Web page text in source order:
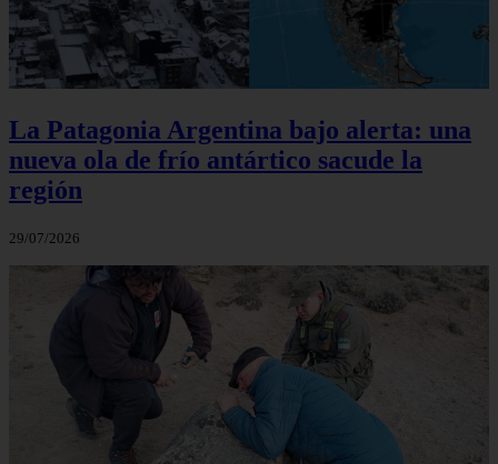
La Patagonia Argentina bajo alerta: una
nueva ola de frío antártico sacude la
región
29/07/2026